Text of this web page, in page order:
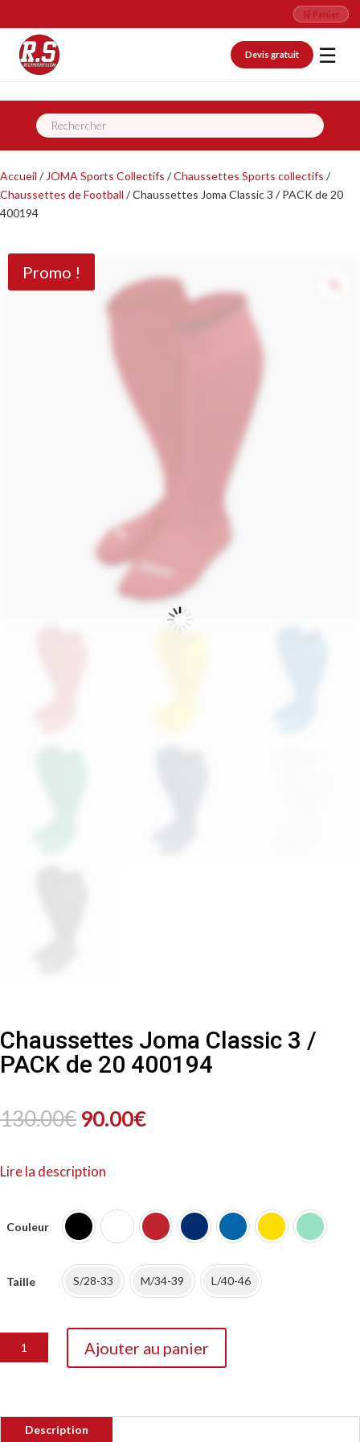
🛒 Panier
Devis gratuit ☰
Recherche
de
Accueil / JOMA Sports Collectifs /Chaussettes Sports collectifs /
Chaussettes de Football / Chaussettes Joma Classic 3 / PACK de 20
400194
Promo !
Chaussettes Joma Classic 3 /
PACK de 20 400194
130.00€ Le
était :
130.00€.
90.00€Le
est :
90.00€.
Lire la description
Couleur
Taille S/28-33 M/34-39 L/40-46
quantité
de
Classic
Ajouter au panier
Description